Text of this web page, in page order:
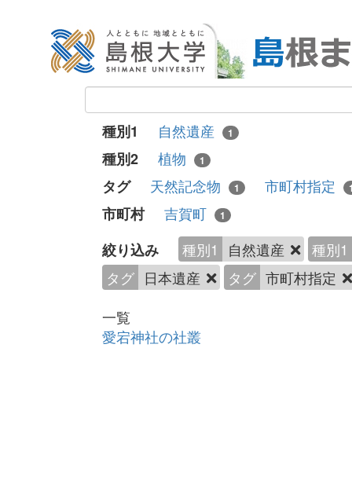
種別1 自然遺産 1
種別2 植物 1
タグ 天然記念物 1 市町村指定
市町村 吉賀町 1
絞り込み 種別1 自然遺産
種別1
タグ 日本遺産 タグ 市町村指定
一覧
愛宕神社の社叢